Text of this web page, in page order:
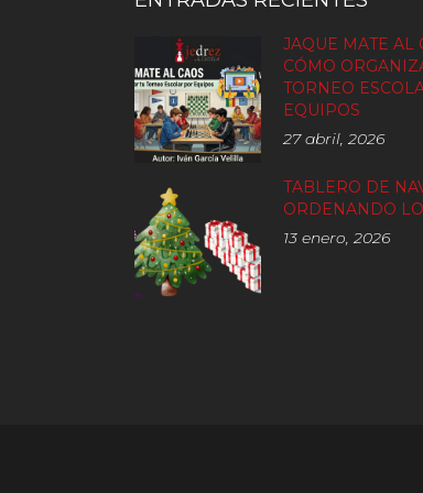
JAQUE MATE AL
CÓMO
TORNEO
EQUIPOS
27 abril, 2026
TABLERO DE
ORDENANDO
13 enero, 2026